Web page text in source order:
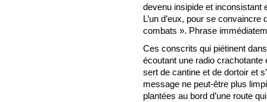
devenu insipide et inconsistant
L’un d’eux, pour se
combats ». Phrase
Ces conscrits qui piétinent
écoutant une radio
sert de cantine et de dortoir et
message ne peut-être plus
plantées au bord d’une route